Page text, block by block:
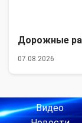
Дорожные
07.08.2026
Видео